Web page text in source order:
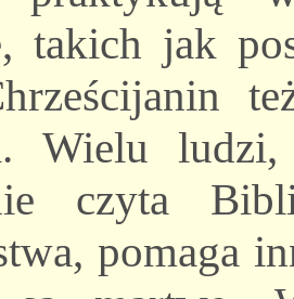
takich jak
Wielu
czyta
pomaga